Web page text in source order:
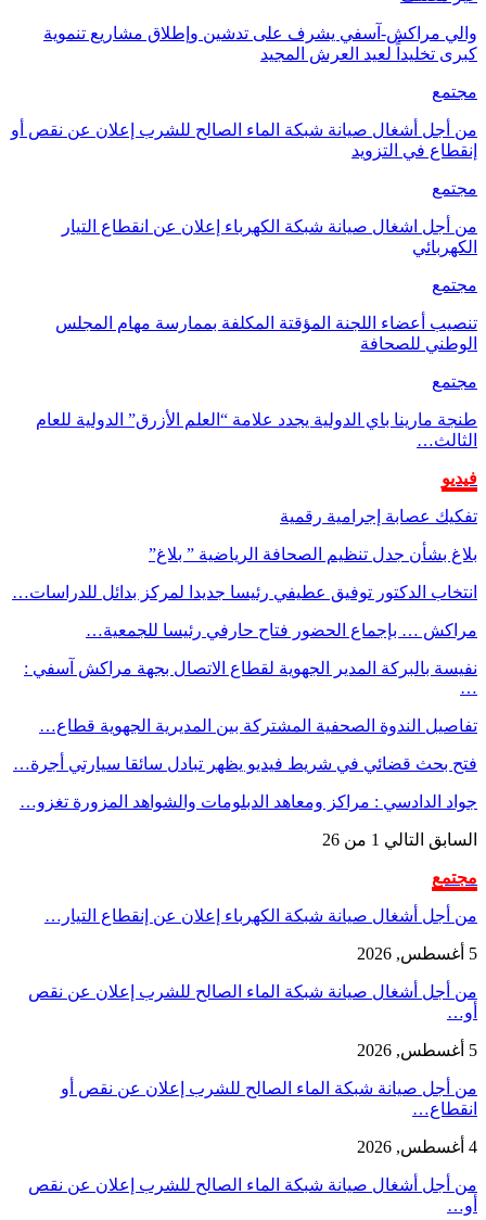
والي مراكش-آسفي يشرف على تدشين وإطلاق مشاريع تنموية
كبرى تخليداً لعيد العرش المجيد
مجتمع
من أجل أشغال صيانة شبكة الماء الصالح للشرب إعلان عن نقص أو
إنقطاع في التزويد
مجتمع
من أجل اشغال صيانة شبكة الكهرباء إعلان عن انقطاع التيار
الكهربائي
مجتمع
تنصيب أعضاء اللجنة المؤقتة المكلفة بممارسة مهام المجلس
الوطني للصحافة
مجتمع
طنجة مارينا باي الدولية يجدد علامة “العلم الأزرق” الدولية للعام
الثالث…
فيديو
تفكيك عصابة إجرامية رقمية
بلاغ بشأن جدل تنظيم الصحافة الرياضية ” بلاغ”
انتخاب الدكتور توفيق عطيفي رئيسا جديدا لمركز بدائل للدراسات…
مراكش … بإجماع الحضور فتاح حارفي رئيسا للجمعية…
نفيسة بالبركة المدير الجهوية لقطاع الاتصال بجهة مراكش آسفي :
…
تفاصيل الندوة الصحفية المشتركة بين المديرية الجهوية قطاع…
فتح بحث قضائي في شريط فيديو يظهر تبادل سائقا سيارتي أجرة…
جواد الدادسي : مراكز ومعاهد الدبلومات والشواهد المزورة تغزو…
السابق التالي 1 من 26
مجتمع
من أجل أشغال صيانة شبكة الكهرباء إعلان عن إنقطاع التيار…
5 أغسطس, 2026
من أجل أشغال صيانة شبكة الماء الصالح للشرب إعلان عن نقص
أو…
5 أغسطس, 2026
من أجل صيانة شبكة الماء الصالح للشرب إعلان عن نقص أو
انقطاع…
4 أغسطس, 2026
من أجل أشغال صيانة شبكة الماء الصالح للشرب إعلان عن نقص
أو…